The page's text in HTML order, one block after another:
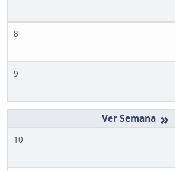
8
9
»
10